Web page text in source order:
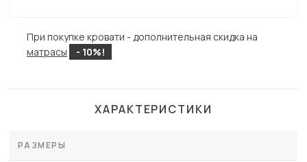
При покупке кровати - дополнительная скидка на
матрасы
- 10%!
ХАРАКТЕРИСТИКИ
РАЗМЕРЫ